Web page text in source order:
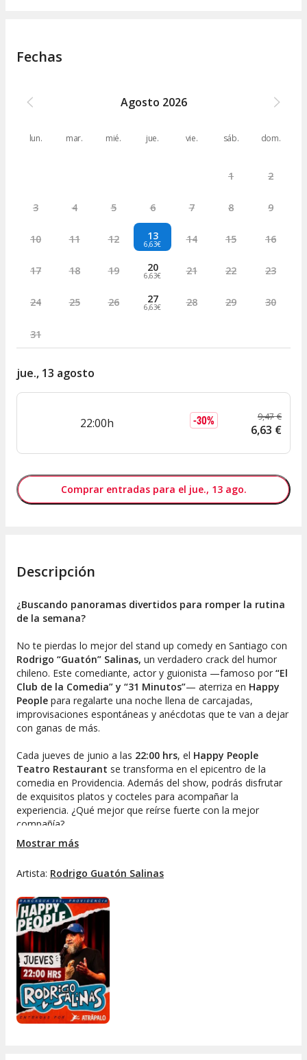
Fechas
Agosto 2026
lun. mar. mié. jue. vie. sáb. dom.
1 2
3 4 5 6 7 8 9
10 11 12 13
6,63€ 14 15 16
17 18 19 20
6,63€ 21 22 23
24 25 26 27
6,63€ 28 29 30
31
jue., 13 agosto
22:00h -30% 9,47 €
6,63 €
Comprar entradas para el jue., 13 ago.
Descripción
¿Buscando panoramas divertidos para romper la rutina
de la semana?
No te pierdas lo mejor del stand up comedy en Santiago con
Rodrigo “Guatón” Salinas, un verdadero crack del humor
chileno. Este comediante, actor y guionista —famoso por “El
Club de la Comedia” y “31 Minutos”— aterriza en Happy
People para regalarte una noche llena de carcajadas,
improvisaciones espontáneas y anécdotas que te van a dejar
con ganas de más.
Cada jueves de junio a las 22:00 hrs, el Happy People
Teatro Restaurant se transforma en el epicentro de la
comedia en Providencia. Además del show, podrás disfrutar
de exquisitos platos y cocteles para acompañar la
experiencia. ¿Qué mejor que reírse fuerte con la mejor
compañía?
Cuándo:
Hora:
22:00 hrs
Providencia
Cupos limitados
Ya sea que vengas con tu grupo de amigos, en pareja o
decidas regalarte un momento de relajo, el stand up comedy
en Santiago con Rodrigo Salinas promete una experiencia
única. Reserva tu entrada y prepárate para una noche de
risas desbordantes, buen ambiente y la mejor energía.
¡No dejes pasar esta oportunidad de disfrutar el humor
chileno como corresponde!
Mostrar más
Artista: Rodrigo Guatón Salinas